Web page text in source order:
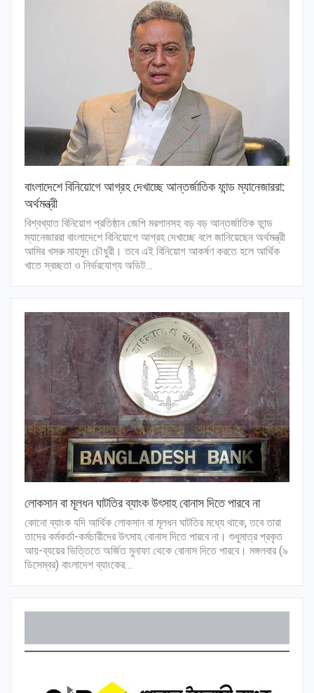
বাংলাদেশে বিনিয়োগে আগ্রহ দেখাচ্ছে আন্তর্জাতিক ফান্ড ম্যানেজাররা:
অর্থমন্ত্রী
বিশ্বখ্যাত বিনিয়োগ প্রতিষ্ঠান জেপি মরগানসহ বড় বড় আন্তর্জাতিক ফান্ড
ম্যানেজাররা বাংলাদেশে বিনিয়োগে আগ্রহ দেখাচ্ছে বলে জানিয়েছেন অর্থমন্ত্রী
আমির খসরু মাহমুদ চৌধুরী। তবে এই বিনিয়োগ আকর্ষণ করতে হলে আর্থিক
খাতে স্বচ্ছতা ও নির্ভরযোগ্য অডিট…
লোকসান বা মূলধন ঘাটতির ব্যাংক উৎসাহ বোনাস দিতে পারবে না
কোনো ব্যাংক যদি আর্থিক লোকসান বা মূলধন ঘাটতির মধ্যে থাকে, তবে তারা
তাদের কর্মকর্তা-কর্মচারীদের উৎসাহ বোনাস দিতে পারবে না। শুধুমাত্র প্রকৃত
আয়-ব্যয়ের ভিত্তিতে অর্জিত মুনাফা থেকে বোনাস দিতে পারবে। মঙ্গলবার (৯
ডিসেম্বর) বাংলাদেশ ব্যাংকের…